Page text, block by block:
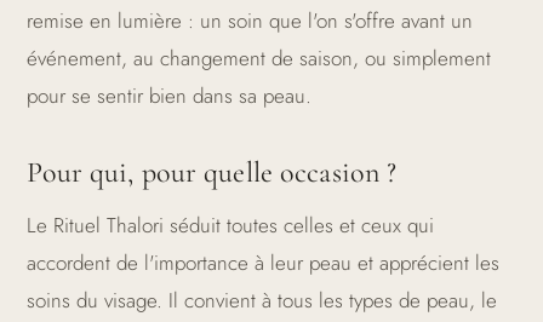
remise en lumière : un soin que l'on s'offre avant un
événement, au changement de saison, ou simplement
pour se sentir bien dans sa peau.
Pour qui, pour quelle occasion ?
Le Rituel Thalori séduit toutes celles et ceux qui
accordent de l'importance à leur peau et apprécient les
soins du visage. Il convient à tous les types de peau, le